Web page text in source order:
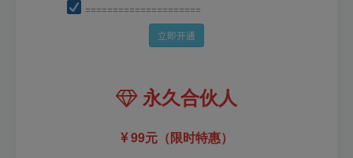
=====================
立即开通
永久合伙人
99元（限时特惠）